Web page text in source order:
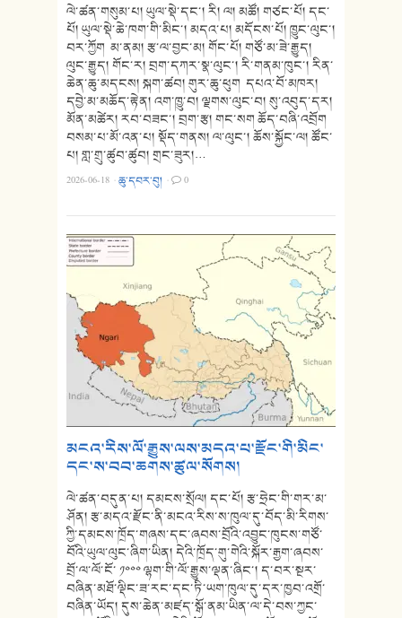
ལེ་ཚན་གསུམ་པ། ཡུལ་སྡེ་དང་། རི། ལ། མཚོ། གཙང་པོ། དང་
པོ། ཡུལ་སྡེ་ཆེ་ཁག་གི་མིང་། མདའ་པ། མདོངས་པོ། ཁྱུང་ལུང་།
བར་ཀྱོག མ་ནམ། རྩ་ལ་བྱང་མ། གོང་པོ། གཙོ་མ་ཟེ་རྒྱུད།
ལུང་རྒྱུད། གོང་ར། བྲག་དཀར་སྣ་ལུང་། རི་གནམ་ཁུང་། རིན་
ཆེན་ཆུ་མདངས། སྐག་ཚབ། གུར་ཆུ་ཕུག དཔའ་བོ་མཁར།
དབྱེ་མ་མཆོད་རྟེན། འག་ཁྱུ་བ། ལྗགས་ལུང་བ། སུ་འབུད་དར།
མོན་མཚེར། རབ་བཟང་། བྲག་རྩ། གང་སག ཆོད་བཞི་འབྲོག
བསམ་པ་མོ་འན་པ། སྡོད་གནས། ལ་ལུང་། ཆོས་སྐྱོང་ལ། ཚོང་
པ། གླ་གྲུ་ཚུབ་ཚུབ། གྲང་ཟུར།…
2026-06-18 ·ཆུ་དབར་བུ། · 0
མངའ་རིས་ལོ་རྒྱུས་ལས་མདའ་པ་རྫོང་གི་མིང་
དང་ས་བབ་ཆགས་ཚུལ་སོགས།
ལེ་ཚན་བདུན་པ། དམངས་སྲོལ། དང་པོ། རྩ་ཧྲེང་གི་གར་མ་
ཤོན། རྩ་མདའ་རྫོང་ནི་མངའ་རིས་ས་ཁུལ་དུ་བོད་མི་རིགས་
ཀྱི་དམངས་ཁྲོད་གཞས་དང་ཞབས་བྲོའི་འབྱུང་ཁུངས་གཙོ་
བོའི་ཡུལ་ལུང་ཞིག་ཡིན། དེའི་ཁྲོད་གུ་གེའི་སྐོར་རྒྱག་ཞབས་
བྲོ་ལ་ལོ་ངོ་ ༡༠༠༠ ལྷག་གི་ལོ་རྒྱུས་ལྡན་ཞིང་། ད་བར་སྔར་
བཞིན་མཐོ་ལྡིང་ཟ་རང་དང་ཏི་ཡག་ཁུལ་དུ་དར་ཁྱབ་འགྲོ་
བཞིན་ཡོད། དུས་ཆེན་མཛད་སྒོ་ནམ་ཡིན་ལ་དེ་བས་ཀྱང་